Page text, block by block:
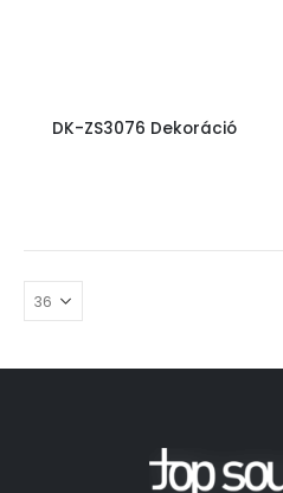
DK-ZS3076 Dekoráció